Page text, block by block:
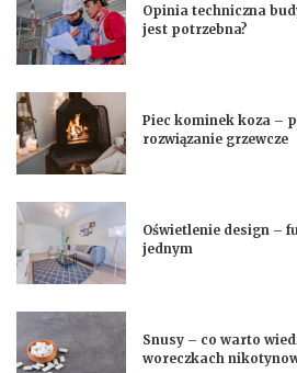
Opinia techniczna
jest potrzebna?
Piec kominek koza –
rozwiązanie grzewcze
Oświetlenie design –
jednym
Snusy – co warto
woreczkach